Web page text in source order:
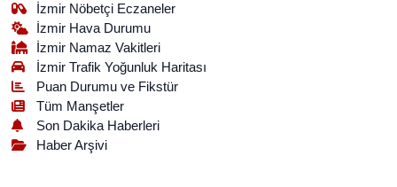
İzmir Nöbetçi Eczaneler
İzmir Hava Durumu
İzmir Namaz Vakitleri
İzmir Trafik Yoğunluk Haritası
Puan Durumu ve Fikstür
Tüm Manşetler
Son Dakika Haberleri
Haber Arşivi